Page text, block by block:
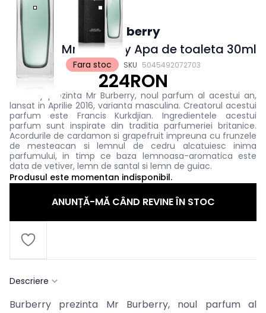
Fara stoc SKU 5045492072703
Burberry
Burberry Mr. Burberry Apa de toaleta 30ml
224RON
Burberry prezinta Mr Burberry, noul parfum al acestui an,
lansat in Aprilie 2016, varianta masculina. Creatorul acestui
parfum este Francis Kurkdjian. Ingredientele acestui
parfum sunt inspirate din traditia parfumeriei britanice.
Acordurile de cardamon si grapefruit impreuna cu frunzele
de mesteacan si lemnul de cedru alcatuiesc inima
parfumului, in timp ce baza lemnoasa-aromatica este
data de vetiver, lemn de santal si lemn de guiac.
Produsul este momentan indisponibil.
ANUNȚĂ-MĂ CÂND REVINE ÎN STOC
Descriere
Burberry prezinta Mr Burberry, noul parfum al